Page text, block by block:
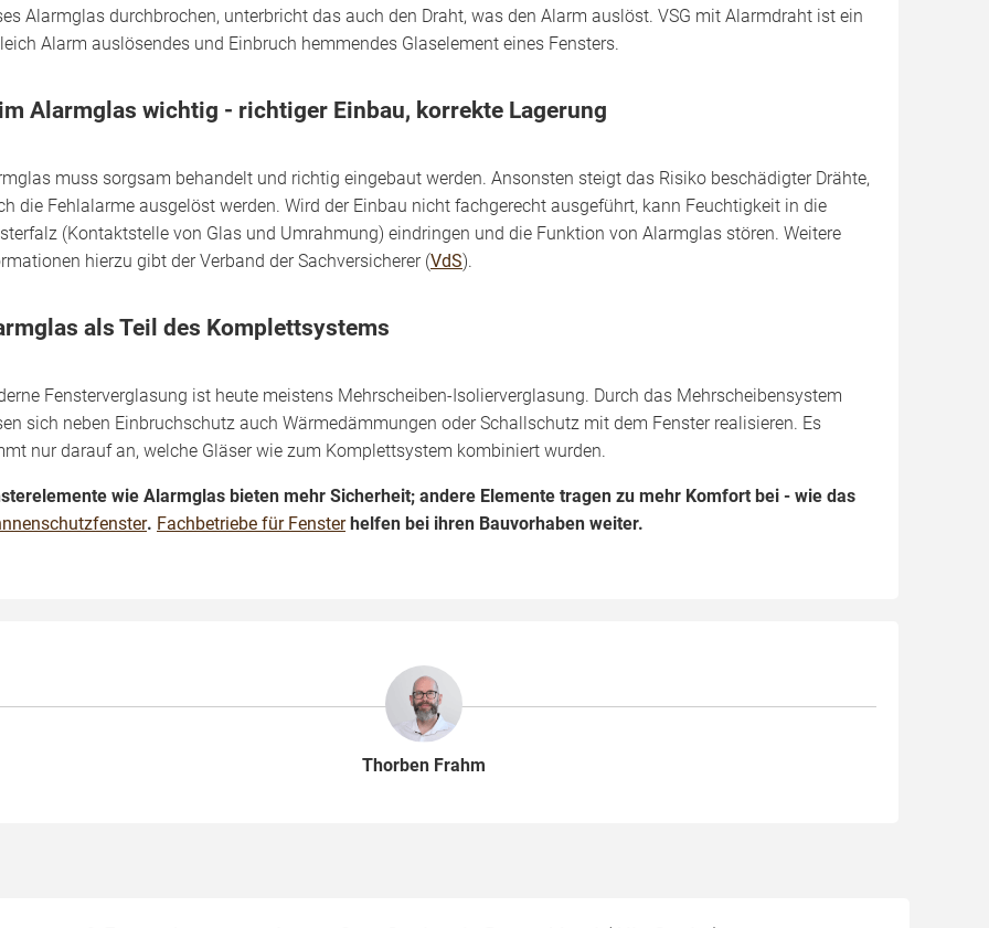
Alarmglas durchbrochen, unterbricht das auch den Draht, was den Alarm auslöst. VSG mit Alarmdraht ist ein
Alarm auslösendes und Einbruch hemmendes Glaselement eines Fensters.
Alarmglas wichtig - richtiger Einbau, korrekte Lagerung
muss sorgsam behandelt und richtig eingebaut werden. Ansonsten steigt das Risiko beschädigter Drähte,
die Fehlalarme ausgelöst werden. Wird der Einbau nicht fachgerecht ausgeführt, kann Feuchtigkeit in die
(Kontaktstelle von Glas und Umrahmung) eindringen und die Funktion von Alarmglas stören. Weitere
hierzu gibt der Verband der Sachversicherer (VdS).
als Teil des Komplettsystems
Fensterverglasung ist heute meistens Mehrscheiben-Isolierverglasung. Durch das Mehrscheibensystem
sich neben Einbruchschutz auch Wärmedämmungen oder Schallschutz mit dem Fenster realisieren. Es
nur darauf an, welche Gläser wie zum Komplettsystem kombiniert wurden.
wie Alarmglas bieten mehr Sicherheit; andere Elemente tragen zu mehr Komfort bei - wie das
. Fachbetriebe für Fensterhelfen bei ihren Bauvorhaben weiter.
Thorben Frahm